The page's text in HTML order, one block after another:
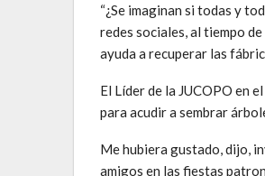
“¿Se imaginan si todas y
redes sociales, al tiempo
ayuda a recuperar las
El Líder de la JUCOPO en
para acudir a sembrar
Me hubiera gustado, dijo,
amigos en las fiestas